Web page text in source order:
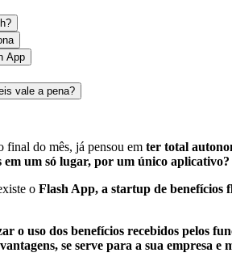
App
vale a pena?
final do mês, já pensou em ter total
em um só lugar, por um único aplicativo?
o Flash App, a startup de benefícios
o uso dos benefícios recebidos pelos
se serve para a sua empresa e